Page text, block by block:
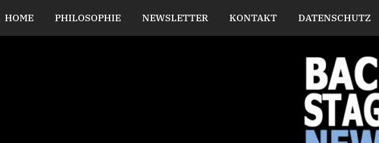
HOME PHILOSOPHIE NEWSLETTER KONTAKT DATENSCHUTZ